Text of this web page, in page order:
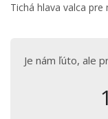
Tichá hlava valca
Je nám ľúto, ale